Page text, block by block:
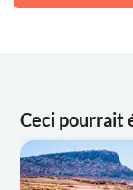
Ceci pourrait